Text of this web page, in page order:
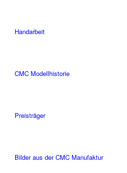
Handarbeit
CMC Modellhistorie
Preisträger
Bilder aus der CMC Manufaktur